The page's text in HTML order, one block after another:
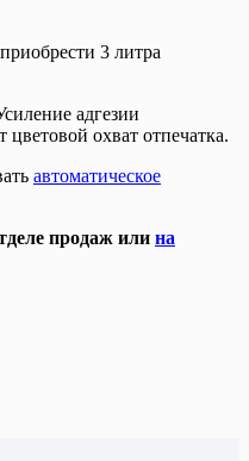
3 литра
адгезии
охват отпечатка.
автоматическое
продаж или на